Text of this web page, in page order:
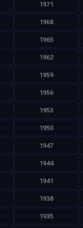
1971
1968
1965
1962
1959
1956
1953
1950
1947
1944
1941
1938
1935